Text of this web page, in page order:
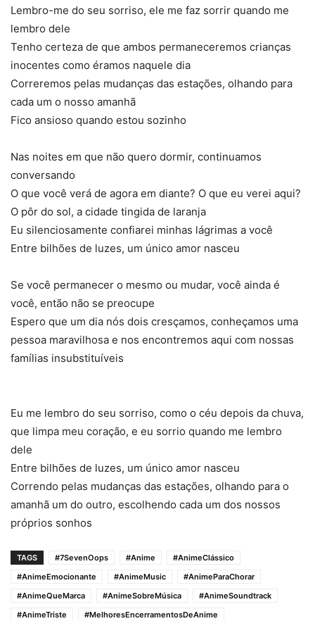
Lembro-me do seu sorriso, ele me faz sorrir quando me
lembro dele
Tenho certeza de que ambos permaneceremos crianças
inocentes como éramos naquele dia
Correremos pelas mudanças das estações, olhando para
cada um o nosso amanhã
Fico ansioso quando estou sozinho
Nas noites em que não quero dormir, continuamos
conversando
O que você verá de agora em diante? O que eu verei aqui?
O pôr do sol, a cidade tingida de laranja
Eu silenciosamente confiarei minhas lágrimas a você
Entre bilhões de luzes, um único amor nasceu
Se você permanecer o mesmo ou mudar, você ainda é
você, então não se preocupe
Espero que um dia nós dois cresçamos, conheçamos uma
pessoa maravilhosa e nos encontremos aqui com nossas
famílias insubstituíveis
Eu me lembro do seu sorriso, como o céu depois da chuva,
que limpa meu coração, e eu sorrio quando me lembro
dele
Entre bilhões de luzes, um único amor nasceu
Correndo pelas mudanças das estações, olhando para o
amanhã um do outro, escolhendo cada um dos nossos
próprios sonhos
TAGS #7SevenOops #Anime
#AnimeClássico
#AnimeEmocionante
#AnimeMusic
#AnimeParaChorar
#AnimeQueMarca
#AnimeSobreMúsica
#AnimeSoundtrack
#AnimeTriste
#MelhoresEncerramentosDeAnime